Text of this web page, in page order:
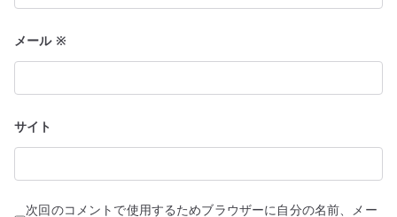
メール ※
サイト
次回のコメントで使用するためブラウザーに自分の名前、メー